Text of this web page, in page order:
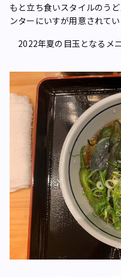
もと立ち食いスタイルのう
ンターにいすが用意されて
2022年夏の目玉となるメ